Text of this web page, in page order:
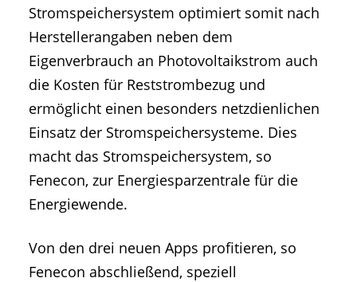
Stromspeichersystem optimiert somit nach
Herstellerangaben neben dem
Eigenverbrauch an Photovoltaikstrom auch
die Kosten für Reststrombezug und
ermöglicht einen besonders netzdienlichen
Einsatz der Stromspeichersysteme. Dies
macht das Stromspeichersystem, so
Fenecon, zur Energiesparzentrale für die
Energiewende.
Von den drei neuen Apps profitieren, so
Fenecon abschließend, speziell